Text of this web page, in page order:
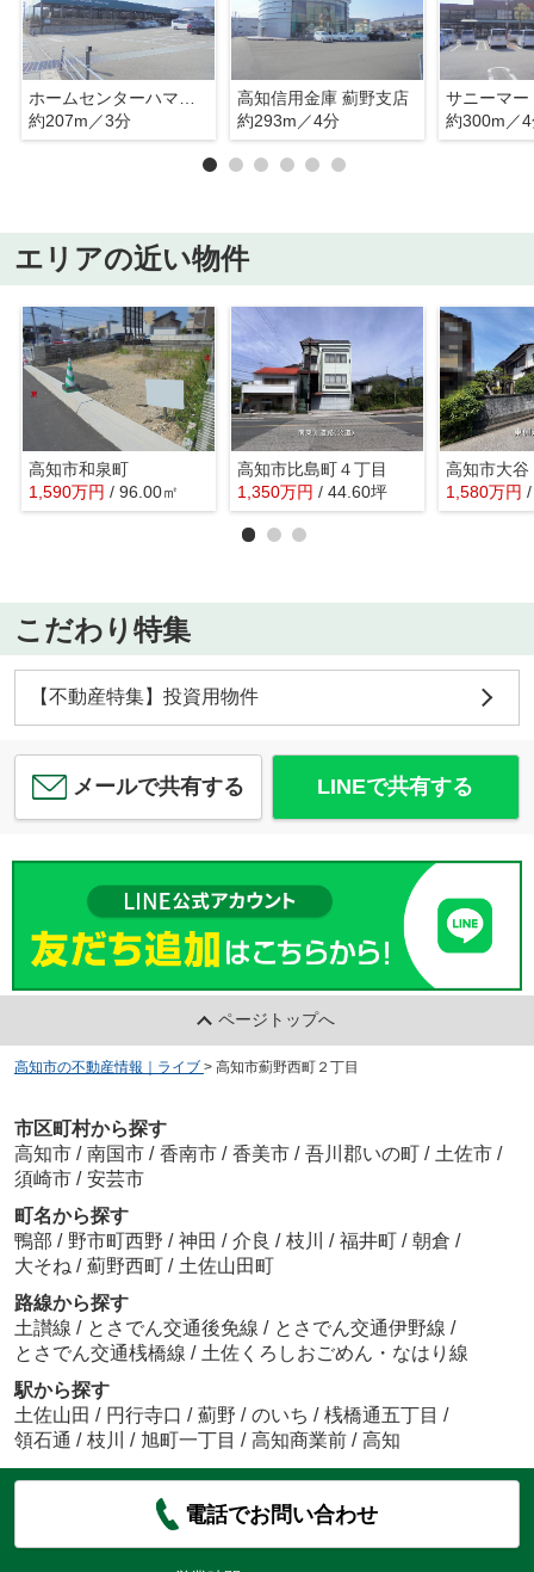
ホームセンターハマート薊野店
約207m／3分
高知信用金庫 薊野支店
約293m／4分
サニーマー
約300m／
エリアの近い物件
高知市和泉町
1,590万円 / 96.00㎡
高知市比島町４丁目
1,350万円 / 44.60坪
高知市大谷
1,580万円
こだわり特集
【不動産特集】投資用物件
メールで共有する LINEで共有する
ページトップへ
高知市の不動産情報｜ライブ > 高知市薊野西町２丁目
市区町村から探す
高知市 / 南国市 / 香南市 / 香美市 / 吾川郡いの町 / 土佐市 /
須崎市 / 安芸市
町名から探す
鴨部 / 野市町西野 / 神田 / 介良 / 枝川 / 福井町 / 朝倉 /
大そね / 薊野西町 / 土佐山田町
路線から探す
土讃線 / とさでん交通後免線 / とさでん交通伊野線 /
とさでん交通桟橋線 / 土佐くろしおごめん・なはり線
駅から探す
土佐山田 / 円行寺口 / 薊野 / のいち / 桟橋通五丁目 /
領石通 / 枝川 / 旭町一丁目 / 高知商業前 / 高知
電話でお問い合わせ